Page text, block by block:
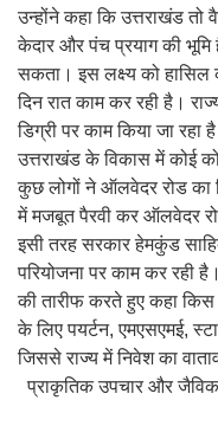
उन्होंने कहा कि उत्तराखंड तो
केदार और पंच प्रयाग की भूमि
सकता। इस लक्ष्य को हासिल
दिन रात काम कर रही है।
डिग्री पर काम किया जा रहा
उत्तराखंड के विकास में कोई
कुछ लोगों ने ऑलवेदर रोड का
में मजबूत पैरवी कर ऑलवेदर
इसी तरह सरकार हेमकुंड
परियोजना पर काम कर रही
की तारीफ करते हुए कहा किस
के लिए पयर्टन, एमएसएमई,
जिससे राज्य में निवेश का
प्राकृतिक उपचार और